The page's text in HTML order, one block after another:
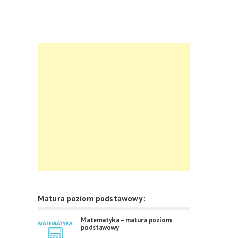
Matura poziom podstawowy:
Matematyka – matura poziom
podstawowy